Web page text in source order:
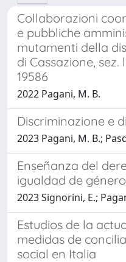
Collaborazioni
e pubbliche
mutamenti della
di Cassazione, sez.
19586
2022 Pagani, M. B.
Discriminazione e
2023 Pagani, M. B.;
Enseñanza del
igualdad de género
2023 Signorini, E.;
Estudios de la
medidas de
social en Italia